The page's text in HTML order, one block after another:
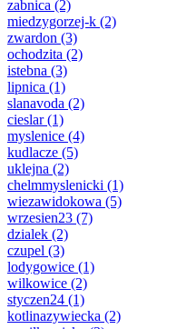
zabnica (2)
miedzygorzej-k (2)
zwardon (3)
ochodzita (2)
istebna (3)
lipnica (1)
slanavoda (2)
cieslar(1)
myslenice (4)
kudlacze (5)
uklejna (2)
chelmmyslenicki (1)
wiezawidokowa (5)
wrzesien23 (7)
dzialek (2)
czupel (3)
lodygowice (1)
wilkowice (2)
styczen24 (1)
kotlinazywiecka (2)